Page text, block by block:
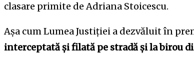
clasare primite de Adriana Stoicescu.
Așa cum Lumea Justiției a dezvăluit în
interceptată și filată pe stradă și la birou